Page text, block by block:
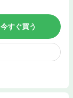
今すぐ買う